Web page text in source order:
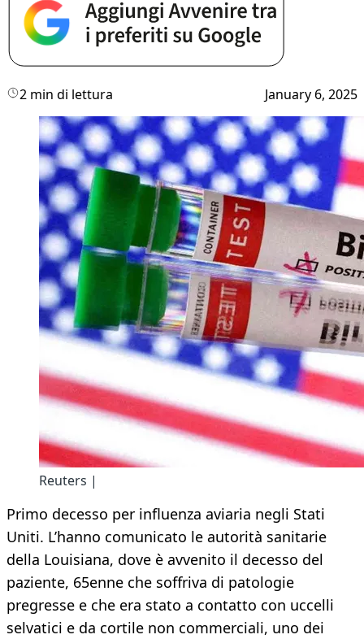
2 min di lettura January 6, 2025
Reuters |
Primo decesso per influenza aviaria negli Stati
Uniti. L’hanno comunicato le autorità sanitarie
della Louisiana, dove è avvenito il decesso del
paziente, 65enne che soffriva di patologie
pregresse e che era stato a contatto con uccelli
selvatici e da cortile non commerciali, uno dei